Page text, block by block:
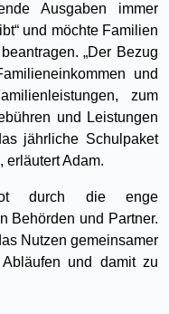
Ausgaben immer
und möchte Familien
„Der Bezug
und
zum
und Leistungen
jährliche Schulpaket
erläutert Adam.
durch die enge
Behörden und Partner.
Nutzen gemeinsamer
und damit zu